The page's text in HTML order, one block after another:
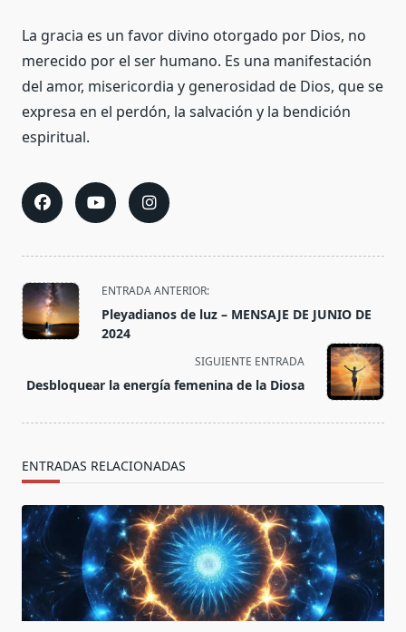
La gracia es un favor divino otorgado por Dios, no
merecido por el ser humano. Es una manifestación
del amor, misericordia y generosidad de Dios, que se
expresa en el perdón, la salvación y la bendición
espiritual.
<span
class="nav-
subtitle
reader-
text">Página</span>
ENTRADA ANTERIOR:
Pleyadianos de luz – MENSAJE DE JUNIO DE
2024
SIGUIENTE ENTRADA
Desbloquear la energía femenina de la Diosa
ENTRADAS RELACIONADAS